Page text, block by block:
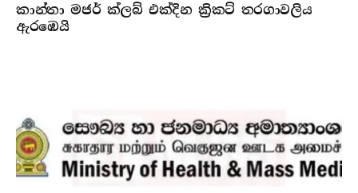
කාන්තා මජර් ක්ලබ් එක්දින ක්‍රිකට් තරගාවලිය
ඇරඹෙයි